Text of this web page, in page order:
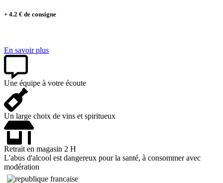
+ 4.2 € de consigne
En savoir plus
Une équipe à votre écoute
Un large choix de vins et spiritueux
Retrait en magasin 2 H
L'abus d'alcool est dangereux pour la santé, à consommer avec
modération